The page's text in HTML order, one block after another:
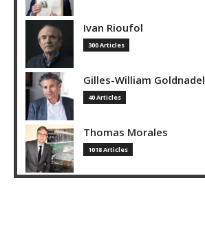
Ivan Rioufol
300 Articles
Gilles-William Goldnadel
40 Articles
Thomas Morales
1018 Articles